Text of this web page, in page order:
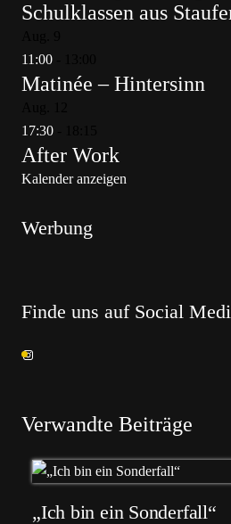
Schulklassen aus
11:00
Matinée – Hintersinn
17:30
After Work
Kalender anzeigen
Werbung
Finde uns auf Social
Verwandte Beiträge
„Ich bin ein Sonderfall“